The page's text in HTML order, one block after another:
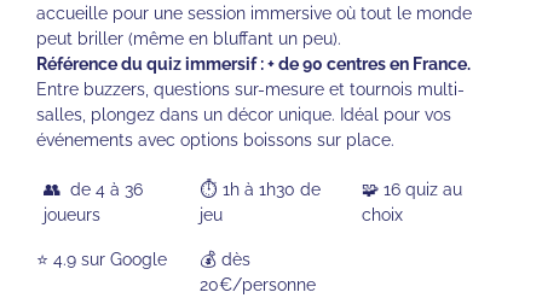
accueille pour une session immersive où tout le monde
peut briller (même en bluffant un peu).
Référence du quiz immersif : + de 90 centres en France.
Entre buzzers, questions sur-mesure et tournois multi-
salles, plongez dans un décor unique. Idéal pour vos
événements avec options boissons sur place.
👥 de 4 à 36
joueurs
⏱️ 1h à 1h30 de
jeu
🧩 16 quiz au
choix
⭐️ 4.9 sur Google
💰 dès
20€/personne